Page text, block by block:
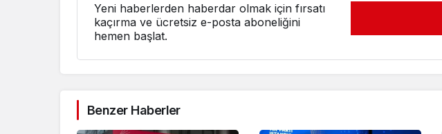
Yeni haberlerden haberdar olmak için fırsatı
kaçırma ve ücretsiz e-posta aboneliğini
hemen başlat.
Benzer Haberler